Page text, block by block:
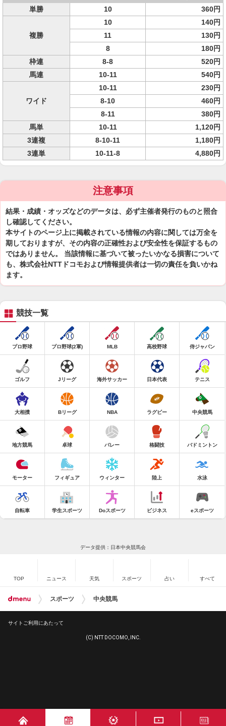
単勝 10 360円
複勝
10
140円
11
130円
8
180円
枠連
8-8
520円
馬連
10-11 540円
ワイド
10-11
230円
8-10
460円
8-11
380円
馬単
10-11
1,120円
3連複
8-10-11
1,180円
3連単
10-11-8 4,880円
注意事項
結果・成績・オッズなどのデータは、必ず主催者発行のものと照合
し確認してください。
本サイトのページ上に掲載されている情報の内容に関しては万全を
期しておりますが、その内容の正確性および安全性を保証するもの
ではありません。 当該情報に基づいて被ったいかなる損害について
も、株式会社NTTドコモおよび情報提供者は一切の責任を負いかね
ます。
競技一覧
プロ野球 プロ野球(2軍) MLB 高校野球 侍ジャパン
ゴルフ Jリーグ 海外サッカー 日本代表 テニス
大相撲 Bリーグ NBA ラグビー 中央競馬
地方競馬 卓球 バレー 格闘技 バドミントン
モーター フィギュア ウィンター 陸上 水泳
自転車 学生スポーツ Doスポーツ ビジネス eスポーツ
データ提供：日本中央競馬会
TOP ニュース 天気 スポーツ 占い すべて
スポーツ 中央競馬
サイトご利用にあたって
(C) NTT DOCOMO, INC.